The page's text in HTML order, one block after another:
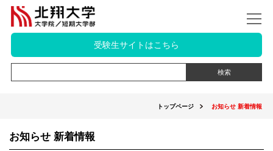
受験生サイトはこちら
トップページ お知らせ 新着情報
お知らせ 新着情報